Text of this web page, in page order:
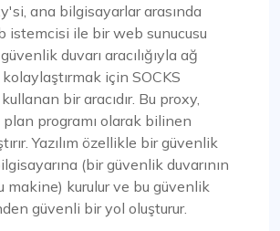
ana bilgisayarlar arasında
istemcisi ile bir web sunucusu
duvarı aracılığıyla ağ
kolaylaştırmak için SOCKS
bir aracıdır. Bu proxy,
plan programı olarak bilinen
Yazılım özellikle bir güvenlik
(bir güvenlik duvarının
makine) kurulur ve bu güvenlik
güvenli bir yol oluşturur.